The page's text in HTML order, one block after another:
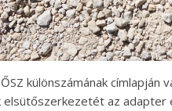
különszámának
elsütőszerkezetét az